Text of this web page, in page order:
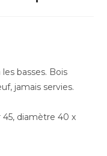
basses. Bois
jamais servies.
diamètre 40 x